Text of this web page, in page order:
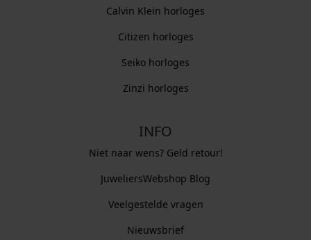
Calvin Klein horloges
Citizen horloges
Seiko horloges
Zinzi horloges
INFO
Niet naar wens? Geld retour!
JuweliersWebshop Blog
Veelgestelde vragen
Nieuwsbrief